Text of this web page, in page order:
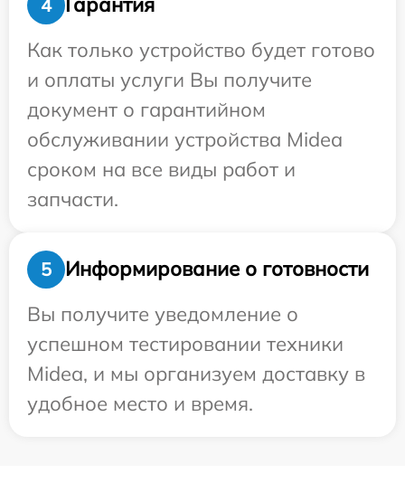
4
Как только устройство будет готово
и оплаты услуги Вы получите
документ о гарантийном
обслуживании устройства Midea
сроком на все виды работ и
запчасти.
5
Информирование о готовности
Вы получите уведомление о
успешном тестировании техники
Midea, и мы организуем доставку в
удобное место и время.